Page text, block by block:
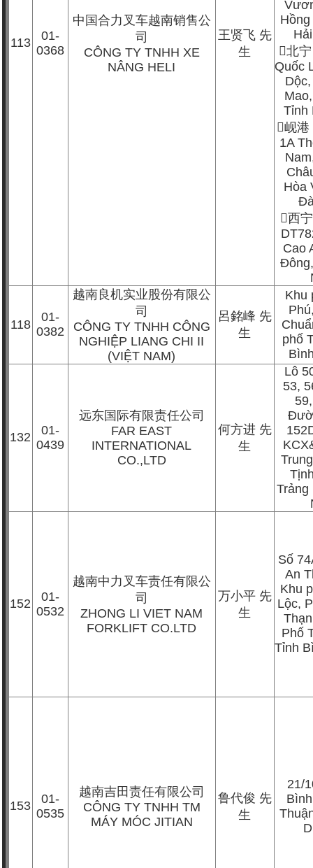
113
01-
0368
中国合力叉车越南销售公
司
CÔNG TY TNHH XE
NÂNG HELI
王贤飞 先
生
北
Quốc
Tỉnh
岘港
1A
Hòa
西
Cao
118
01-
0382
越南良机实业股份有限公
司
CÔNG TY TNHH CÔNG
NGHIỆP LIANG CHI II
(VIỆT NAM)
呂銘峰 先
生
Khu
phố
132
01-
0439
远东国际有限责任公司
FAR EAST
INTERNATIONAL
CO.,LTD
何方进 先
生
Lô
53,
Trảng
152
01-
0532
越南中力叉车责任有限公
司
ZHONG LI VIET NAM
FORKLIFT CO.LTD
万小平 先
生
Số
An
Khu
Lộc,
Phố
Tỉnh
153
01-
0535
越南吉田责任有限公司
CÔNG TY TNHH TM
MÁY MÓC JITIAN
鲁代俊 先
生
21/